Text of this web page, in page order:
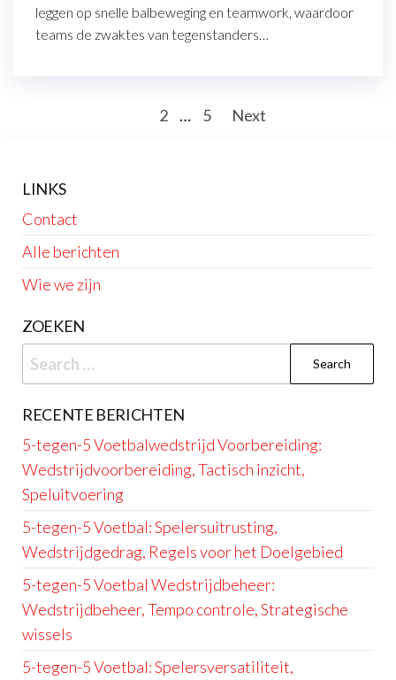
leggen op snelle balbeweging en teamwork, waardoor
teams de zwaktes van tegenstanders…
2 … 5 Next
LINKS
Contact
Alle berichten
Wie we zijn
ZOEKEN
Search
for:
RECENTE BERICHTEN
5-tegen-5 Voetbalwedstrijd Voorbereiding:
Wedstrijdvoorbereiding, Tactisch inzicht,
Speluitvoering
5-tegen-5 Voetbal: Spelersuitrusting,
Wedstrijdgedrag, Regels voor het Doelgebied
5-tegen-5 Voetbal Wedstrijdbeheer:
Wedstrijdbeheer, Tempo controle, Strategische
wissels
5-tegen-5 Voetbal: Spelersversatiliteit,